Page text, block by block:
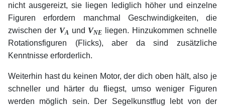
nicht ausgereizt, sie liegen lediglich höher und einzelne
Figuren erfordern manchmal Geschwindigkeiten, die
zwischen der VA und VNE
liegen. Hinzukommen schnelle
Rotationsfiguren (Flicks), aber da sind zusätzliche
Kenntnisse erforderlich.
Weiterhin hast du keinen Motor, der dich oben hält, also je
schneller und härter du fliegst, umso weniger Figuren
werden möglich sein. Der Segelkunstflug lebt von der